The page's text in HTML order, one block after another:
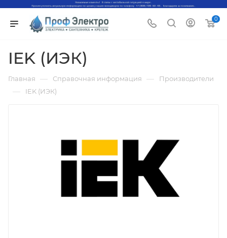
0
IEK (ИЭК)
Главная — Справочная информация — Производители
— IEK (ИЭК)